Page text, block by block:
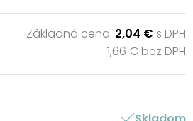
Základná cena: 2,04 € s DPH
1,66 € bez DPH